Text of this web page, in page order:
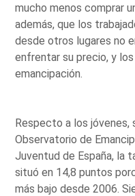
mucho menos comprar
además, que los
desde otros lugares no
enfrentar su precio, y
emancipación.
Respecto a los jóvenes,
Observatorio de
Juventud de España, la
situó en 14,8 puntos
más bajo desde 2006.